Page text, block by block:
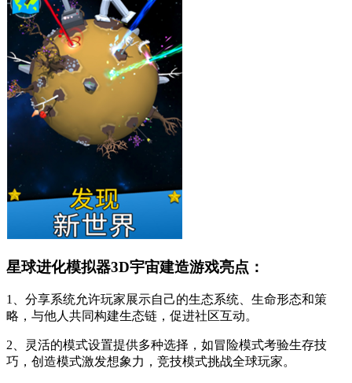
星球进化模拟器3D宇宙建造游戏亮点：
1、分享系统允许玩家展示自己的生态系统、生命形态和策
略，与他人共同构建生态链，促进社区互动。
2、灵活的模式设置提供多种选择，如冒险模式考验生存技
巧，创造模式激发想象力，竞技模式挑战全球玩家。